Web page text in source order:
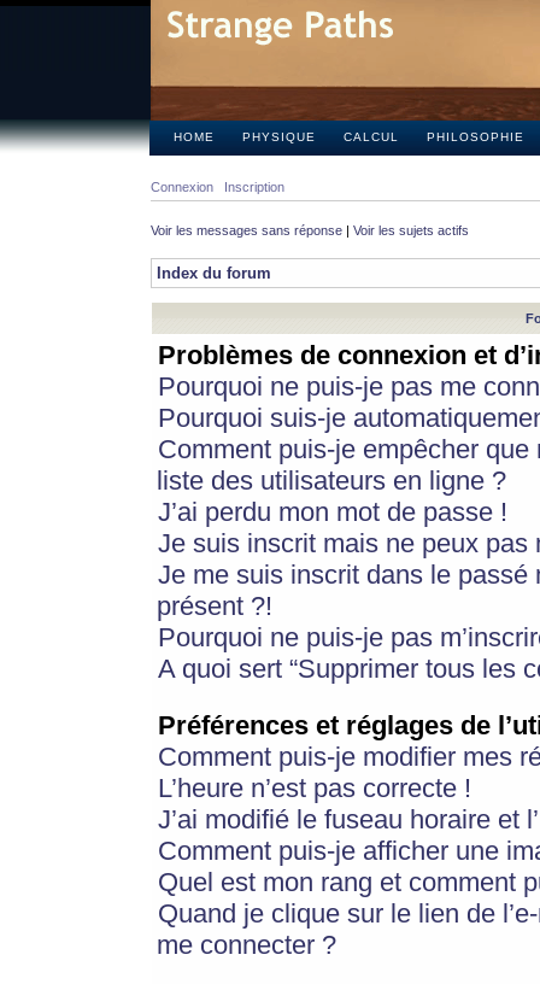
HOME PHYSIQUE CALCUL PHILOSOPHIE
Connexion Inscription
Voir les messages sans réponse | Voir les sujets actifs
Index du forum
Problèmes de connexion et
Pourquoi ne puis-je pas me
Pourquoi suis-je
Comment puis-je empêcher
liste des utilisateurs en ligne ?
J’ai perdu mon mot de passe !
Je suis inscrit mais ne peux pas
Je me suis inscrit dans le
présent ?!
Pourquoi ne puis-je pas
A quoi sert “Supprimer tous les
Préférences et réglages de
Comment puis-je modifier mes
L’heure n’est pas correcte !
J’ai modifié le fuseau horaire et
Comment puis-je afficher une
Quel est mon rang et comment
Quand je clique sur le lien de
me connecter ?